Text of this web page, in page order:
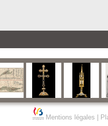
Mentions légales